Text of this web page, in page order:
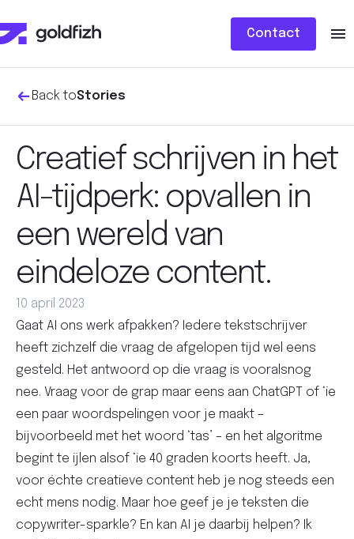
Contact
Back toStories
Creatief schrijven in het
AI-tijdperk: opvallen in
een wereld van
eindeloze content.
10 april 2023
Gaat AI ons werk afpakken? Iedere tekstschrijver
heeft zichzelf die vraag de afgelopen tijd wel eens
gesteld. Het antwoord op die vraag is vooralsnog
nee. Vraag voor de grap maar eens aan ChatGPT of ‘ie
een paar woordspelingen voor je maakt –
bijvoorbeeld met het woord ‘tas’ – en het algoritme
begint te ijlen alsof ‘ie 40 graden koorts heeft. Ja,
voor échte creatieve content heb je nog steeds een
echt mens nodig. Maar hoe geef je je teksten die
copywriter-sparkle? En kan AI je daarbij helpen? Ik